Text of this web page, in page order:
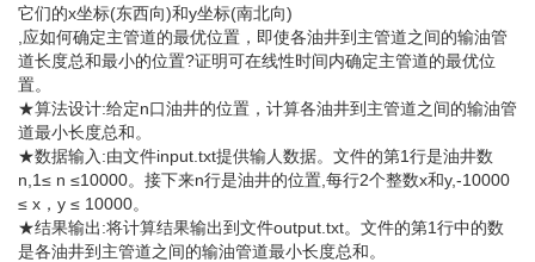
它们的x坐标(东西向)和y坐标(南北向)
,应如何确定主管道的最优位置，即使各油井到主管道之间的输油管
道长度总和最小的位置?证明可在线性时间内确定主管道的最优位
置。
★算法设计:给定n口油井的位置，计算各油井到主管道之间的输油管
道最小长度总和。
★数据输入:由文件input.txt提供输人数据。文件的第1行是油井数
n,1≤ n ≤10000。接下来n行是油井的位置,每行2个整数x和y,-10000
≤ x，y ≤ 10000。
★结果输出:将计算结果输出到文件output.txt。文件的第1行中的数
是各油井到主管道之间的输油管道最小长度总和。